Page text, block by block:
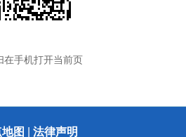
在手机打开当前页
图 法律声明